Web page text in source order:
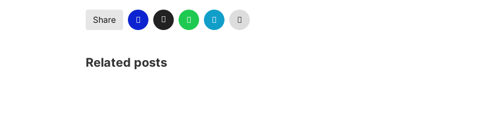
Share
Related posts